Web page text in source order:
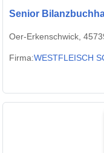
Senior
Oer-Erkenschwick,
Firma:WESTFLEISCH